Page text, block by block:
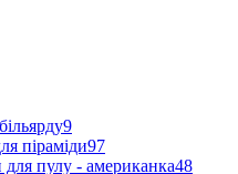
9
піраміди97
для пулу - американка48